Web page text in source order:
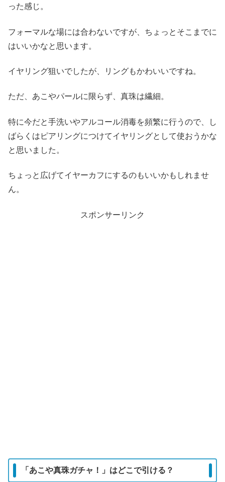
った感じ。
フォーマルな場には合わないですが、ちょっとそこまでに
はいいかなと思います。
イヤリング狙いでしたが、リングもかわいいですね。
ただ、あこやパールに限らず、真珠は繊細。
特に今だと手洗いやアルコール消毒を頻繁に行うので、し
ばらくはピアリングにつけてイヤリングとして使おうかな
と思いました。
ちょっと広げてイヤーカフにするのもいいかもしれませ
ん。
スポンサーリンク
「あこや真珠ガチャ！」はどこで引ける？